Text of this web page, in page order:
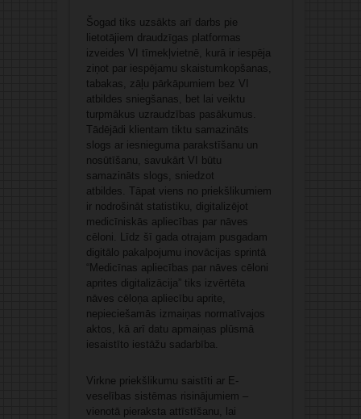
Šogad tiks uzsākts arī darbs pie
lietotājiem draudzīgas platformas
izveides VI tīmekļvietnē, kurā ir iespēja
ziņot par iespējamu skaistumkopšanas,
tabakas, zāļu pārkāpumiem bez VI
atbildes sniegšanas, bet lai veiktu
turpmākus uzraudzības pasākumus.
Tādējādi klientam tiktu samazināts
slogs ar iesnieguma parakstīšanu un
nosūtīšanu, savukārt VI būtu
samazināts slogs, sniedzot
atbildes. Tāpat viens no priekšlikumiem
ir nodrošināt statistiku, digitalizējot
medicīniskās apliecības par nāves
cēloni. Līdz šī gada otrajam pusgadam
digitālo pakalpojumu inovācijas sprintā
“Medicīnas apliecības par nāves cēloni
aprites digitalizācija” tiks izvērtēta
nāves cēloņa apliecību aprite,
nepieciešamās izmaiņas normatīvajos
aktos, kā arī datu apmaiņas plūsmā
iesaistīto iestāžu sadarbība.
Virkne priekšlikumu saistīti ar E-
veselības sistēmas risinājumiem –
vienotā pieraksta attīstīšanu, lai